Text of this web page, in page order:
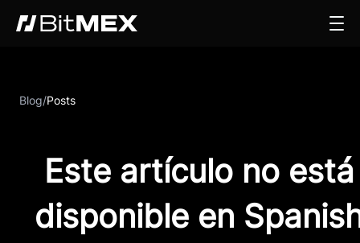
Blog/Posts
Este artículo no está
disponible en